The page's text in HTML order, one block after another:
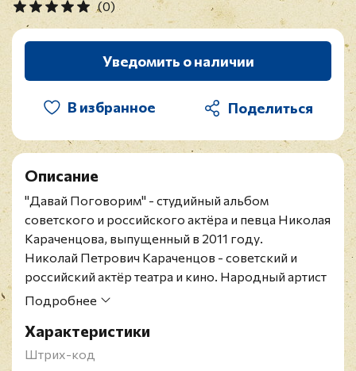
(0)
Уведомить о наличии
В избранное
Описание
"Давай Поговорим" - студийный альбом
советского и российского актёра и певца Николая
Караченцова, выпущенный в 2011 году.
Николай Петрович Караченцов - советский и
российский актёр театра и кино. Народный артист
РСФСР (1989), лауреат Государственной премии
Российской академии кинематографических
искусств "Ника". Член КПСС с 1968 года.
Подробнее
Характеристики
Штрих-код